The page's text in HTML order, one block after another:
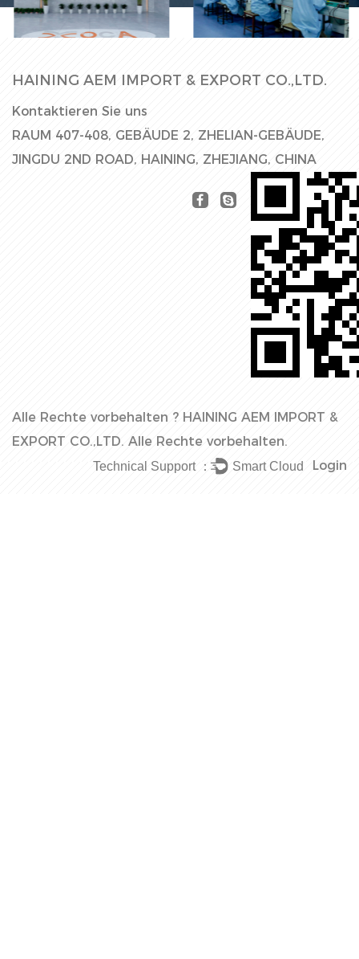
Fabrikhalle Produktionslinie
HAINING AEM IMPORT & EXPORT CO.,LTD.
Kontaktieren Sie uns
RAUM 407-408, GEBÄUDE 2, ZHELIAN-GEBÄUDE,
JINGDU 2ND ROAD, HAINING, ZHEJIANG, CHINA
Alle Rechte vorbehalten ? HAINING AEM IMPORT &
EXPORT CO.,LTD. Alle Rechte vorbehalten.
Login
Technical Support ： Smart Cloud